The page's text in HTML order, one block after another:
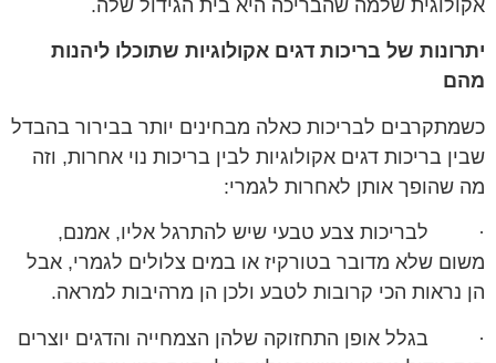
אקולוגית שלמה שהבריכה היא בית הגידול שלה.
יתרונות של בריכות דגים אקולוגיות שתוכלו ליהנות
מהם
כשמתקרבים לבריכות כאלה מבחינים יותר בבירור בהבדל
שבין בריכות דגים אקולוגיות לבין בריכות נוי אחרות, וזה
מה שהופך אותן לאחרות לגמרי:
· לבריכות צבע טבעי שיש להתרגל אליו, אמנם,
משום שלא מדובר בטורקיז או במים צלולים לגמרי, אבל
הן נראות הכי קרובות לטבע ולכן הן מרהיבות למראה.
· בגלל אופן התחזוקה שלהן הצמחייה והדגים יוצרים